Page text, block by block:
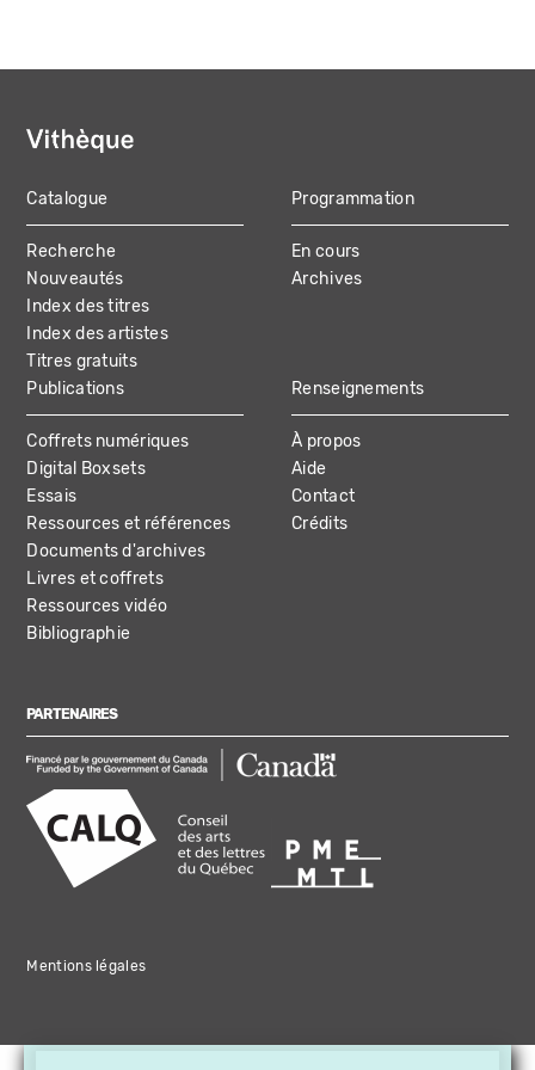
MAIN
NAVIGATION
Catalogue
Recherche
Nouveautés
Index des titres
Index des artistes
Titres gratuits
Programmation
En cours
Archives
Publications
Coffrets numériques
Digital Boxsets
Essais
Ressources et références
Documents d'archives
Livres et coffrets
Ressources vidéo
Bibliographie
Renseignements
À propos
Aide
Contact
Crédits
PARTENAIRES
Mentions légales